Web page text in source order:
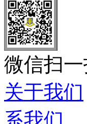
微信扫
关于我们